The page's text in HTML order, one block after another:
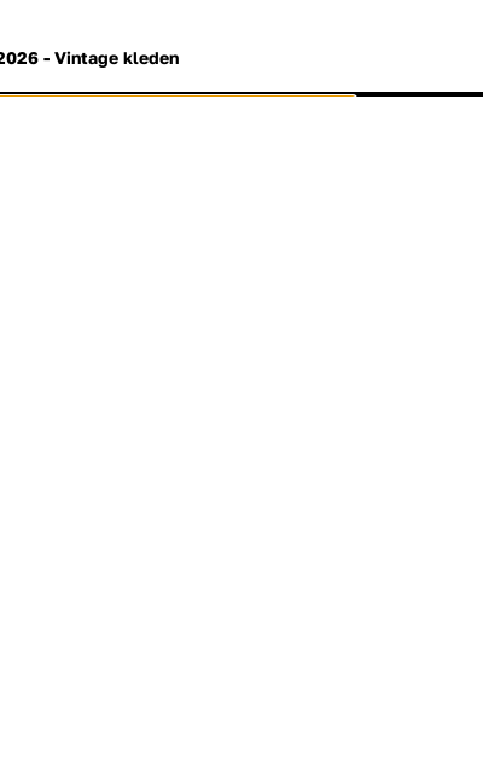
- Vintage kleden